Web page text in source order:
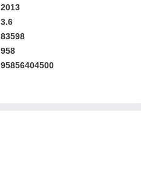
2013
3.6
83598
958
95856404500